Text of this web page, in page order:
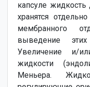
капсуле
хранятся
мембранного
выведение
Увеличение и/
жидкости
Меньера.